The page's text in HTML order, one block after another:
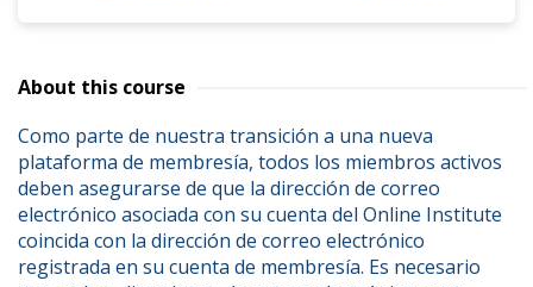
About this course
Como parte de nuestra transición a una nueva
plataforma de membresía, todos los miembros activos
deben asegurarse de que la dirección de correo
electrónico asociada con su cuenta del Online Institute
coincida con la dirección de correo electrónico
registrada en su cuenta de membresía. Es necesario